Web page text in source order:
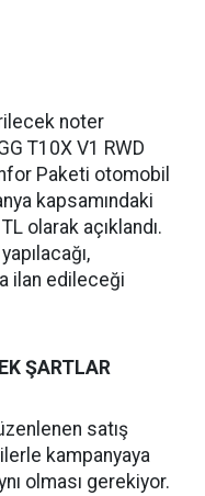
noter
T10X V1 RWD
Paketi otomobil
kapsamındaki
olarak açıklandı.
ilan edileceği
ŞARTLAR
satış
kampanyaya
olması gerekiyor.